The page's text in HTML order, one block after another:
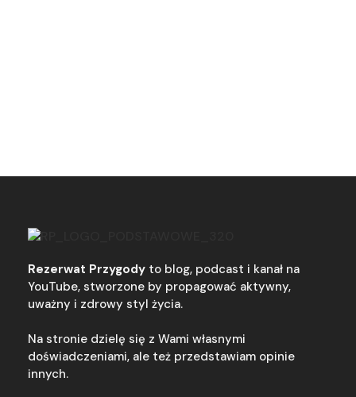
Rezerwat Przygody to blog, podcast i kanał na
YouTube, stworzone by propagować aktywny,
uważny i zdrowy styl życia.
Na stronie dzielę się z Wami własnymi
doświadczeniami, ale też przedstawiam opinie
innych.